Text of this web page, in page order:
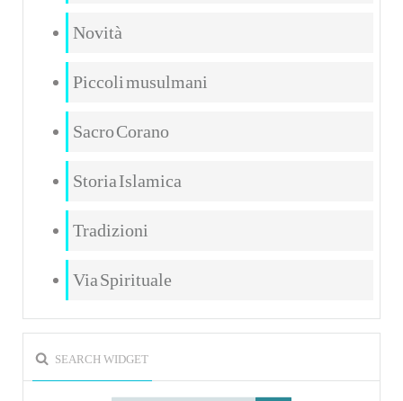
Novità
Piccoli musulmani
Sacro Corano
Storia Islamica
Tradizioni
Via Spirituale
SEARCH WIDGET